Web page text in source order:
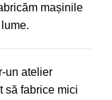
mașinile
un atelier
să fabrice mici